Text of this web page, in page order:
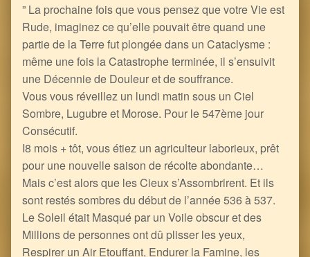
” La prochaine fois que vous pensez que votre Vie est
Rude, imaginez ce qu’elle pouvait être quand une
partie de la Terre fut plongée dans un Cataclysme :
même une fois la Catastrophe terminée, il s’ensuivit
une Décennie de Douleur et de souffrance.
Vous vous réveillez un lundi matin sous un Ciel
Sombre, Lugubre et Morose. Pour le 547ème jour
Consécutif.
I8 mois + tôt, vous étiez un agriculteur laborieux, prêt
pour une nouvelle saison de récolte abondante…
Mais c’est alors que les Cieux s’Assombrirent. Et ils
sont restés sombres du début de l’année 536 à 537.
Le Soleil était Masqué par un Voile obscur et des
Millions de personnes ont dû plisser les yeux,
Respirer un Air Etouffant, Endurer la Famine, les